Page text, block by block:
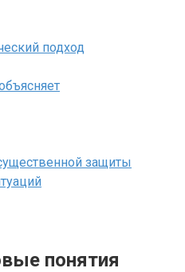
подход
защиты
понятия